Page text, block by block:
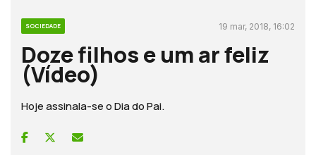
SOCIEDADE 19 mar, 2018, 16:02
Doze filhos e um ar feliz
(Vídeo)
Hoje assinala-se o Dia do Pai.